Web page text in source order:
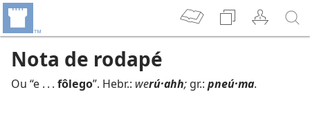
Nota de rodapé
Ou “e . . . fôlego”. Hebr.: werú·ahh; gr.: pneú·ma.